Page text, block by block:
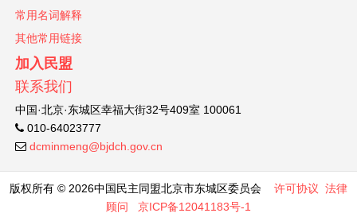
常用名词解释
其他常用链接
加入民盟
联系我们
中国·北京·东城区幸福大街32号409室 100061
010-64023777
dcminmeng@bjdch.gov.cn
版权所有 © 2026中国民主同盟北京市东城区委员会 许可协议 法律
顾问
京ICP备12041183号-1